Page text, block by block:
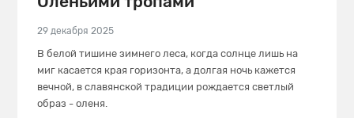
29 декабря 2025
В белой тишине зимнего леса, когда солнце лишь на
миг касается края горизонта, а долгая ночь кажется
вечной, в славянской традиции рождается светлый
образ - оленя.